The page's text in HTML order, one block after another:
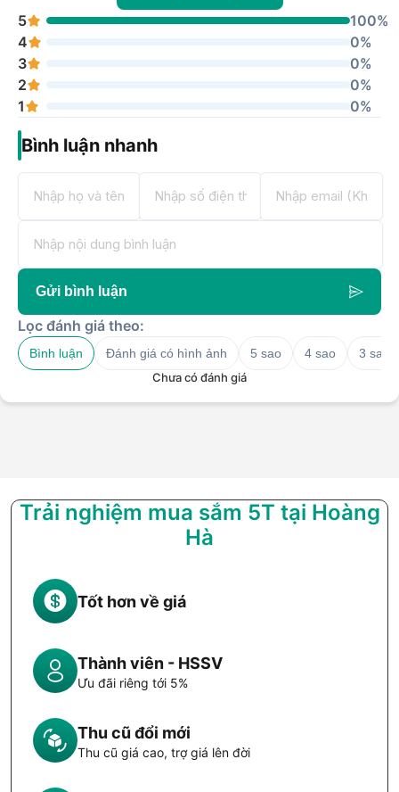
5
100%
4
0%
3
0%
2
0%
1
0%
Bình luận nhanh
Gửi bình luận
Lọc đánh giá theo:
Bình luận Đánh giá có hình ảnh 5 sao 4 sao
3 sao
Chưa có đánh giá
Trải nghiệm mua sắm 5T tại Hoàng
Hà
Tốt hơn về giá
Thành viên - HSSV
Ưu đãi riêng tới 5%
Thu cũ đổi mới
Thu cũ giá cao, trợ giá lên đời